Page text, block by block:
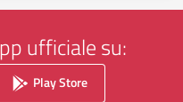
ufficiale su:
Play Store